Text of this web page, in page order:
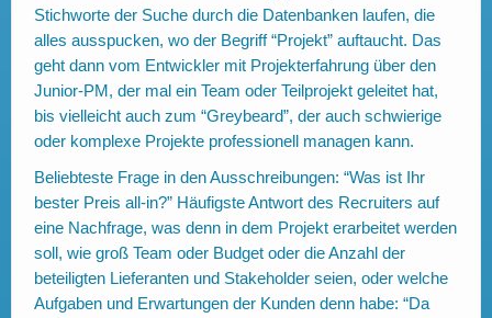
Stichworte der Suche durch die Datenbanken laufen, die
alles ausspucken, wo der Begriff “Projekt” auftaucht. Das
geht dann vom Entwickler mit Projekterfahrung über den
Junior-PM, der mal ein Team oder Teilprojekt geleitet hat,
bis vielleicht auch zum “Greybeard”, der auch schwierige
oder komplexe Projekte professionell managen kann.
Beliebteste Frage in den Ausschreibungen: “Was ist Ihr
bester Preis all-in?” Häufigste Antwort des Recruiters auf
eine Nachfrage, was denn in dem Projekt erarbeitet werden
soll, wie groß Team oder Budget oder die Anzahl der
beteiligten Lieferanten und Stakeholder seien, oder welche
Aufgaben und Erwartungen der Kunden denn habe: “Da